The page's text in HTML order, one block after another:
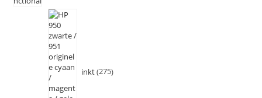
inkt 275